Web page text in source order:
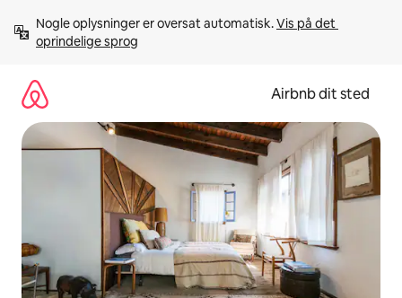
videre
Nogle oplysninger er oversat automatisk. Vis på det
oprindelige sprog
Airbnb dit sted